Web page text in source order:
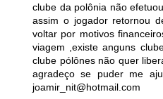
clube da polônia não
assim o jogador retornou
voltar por motivos
viagem ,existe anguns
clube pólônes não quer
agradeço se puder me
joamir_nit@hotmail.com